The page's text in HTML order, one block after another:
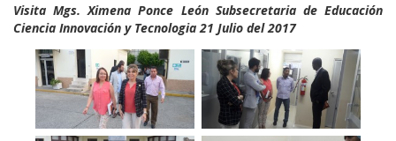
Visita Mgs. Ximena Ponce León Subsecretaria de Educación
Ciencia Innovación y Tecnologia 21 Julio del 2017